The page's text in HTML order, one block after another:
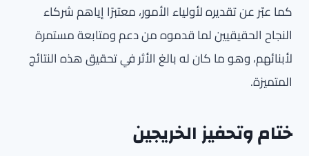
كما عبّر عن تقديره لأولياء الأمور، معتبرًا إياهم شركاء
النجاح الحقيقيين لما قدموه من دعم ومتابعة مستمرة
لأبنائهم، وهو ما كان له بالغ الأثر في تحقيق هذه النتائج
المتميزة.
ختام وتحفيز الخريجين